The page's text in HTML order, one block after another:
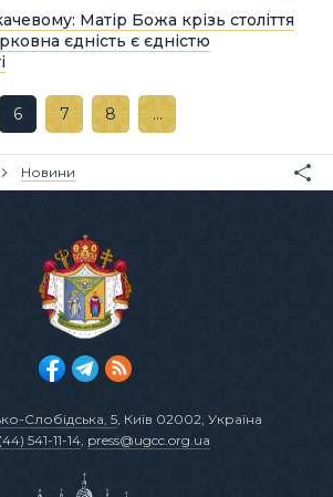
Матір Божа крізь століття
єдність є єдністю
6 7 8 …
Новини
Слобідська, 5, Київ 02002, Україна
541-11-14, press@ugcc.org.ua